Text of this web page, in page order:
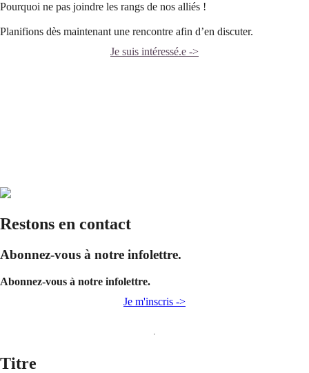
Pourquoi ne pas joindre les rangs de nos alliés !
Planifions dès maintenant une rencontre afin d’en discuter.
Je suis intéressé.e ->
Restons en contact
Abonnez-vous à notre infolettre.
Abonnez-vous à notre infolettre.
Je m'inscris ->
Titre